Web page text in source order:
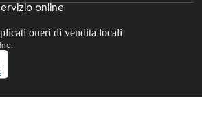
online
oneri di vendita locali